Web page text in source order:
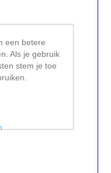
een betere
Als je gebruik
stem je toe